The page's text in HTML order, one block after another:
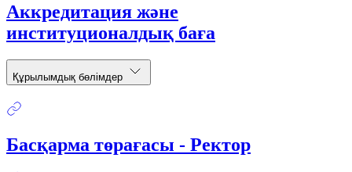
Аккредитация және
институционалдық баға
Құрылымдық бөлімдер
Басқарма төрағасы - Ректор